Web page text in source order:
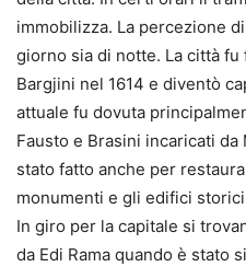
immobilizza. La percezione
giorno sia di notte. La città fu
Bargjini nel 1614 e diventò
attuale fu dovuta
Fausto e Brasini incaricati
stato fatto anche per
monumenti e gli edifici
In giro per la capitale si
da Edi Rama quando è stato